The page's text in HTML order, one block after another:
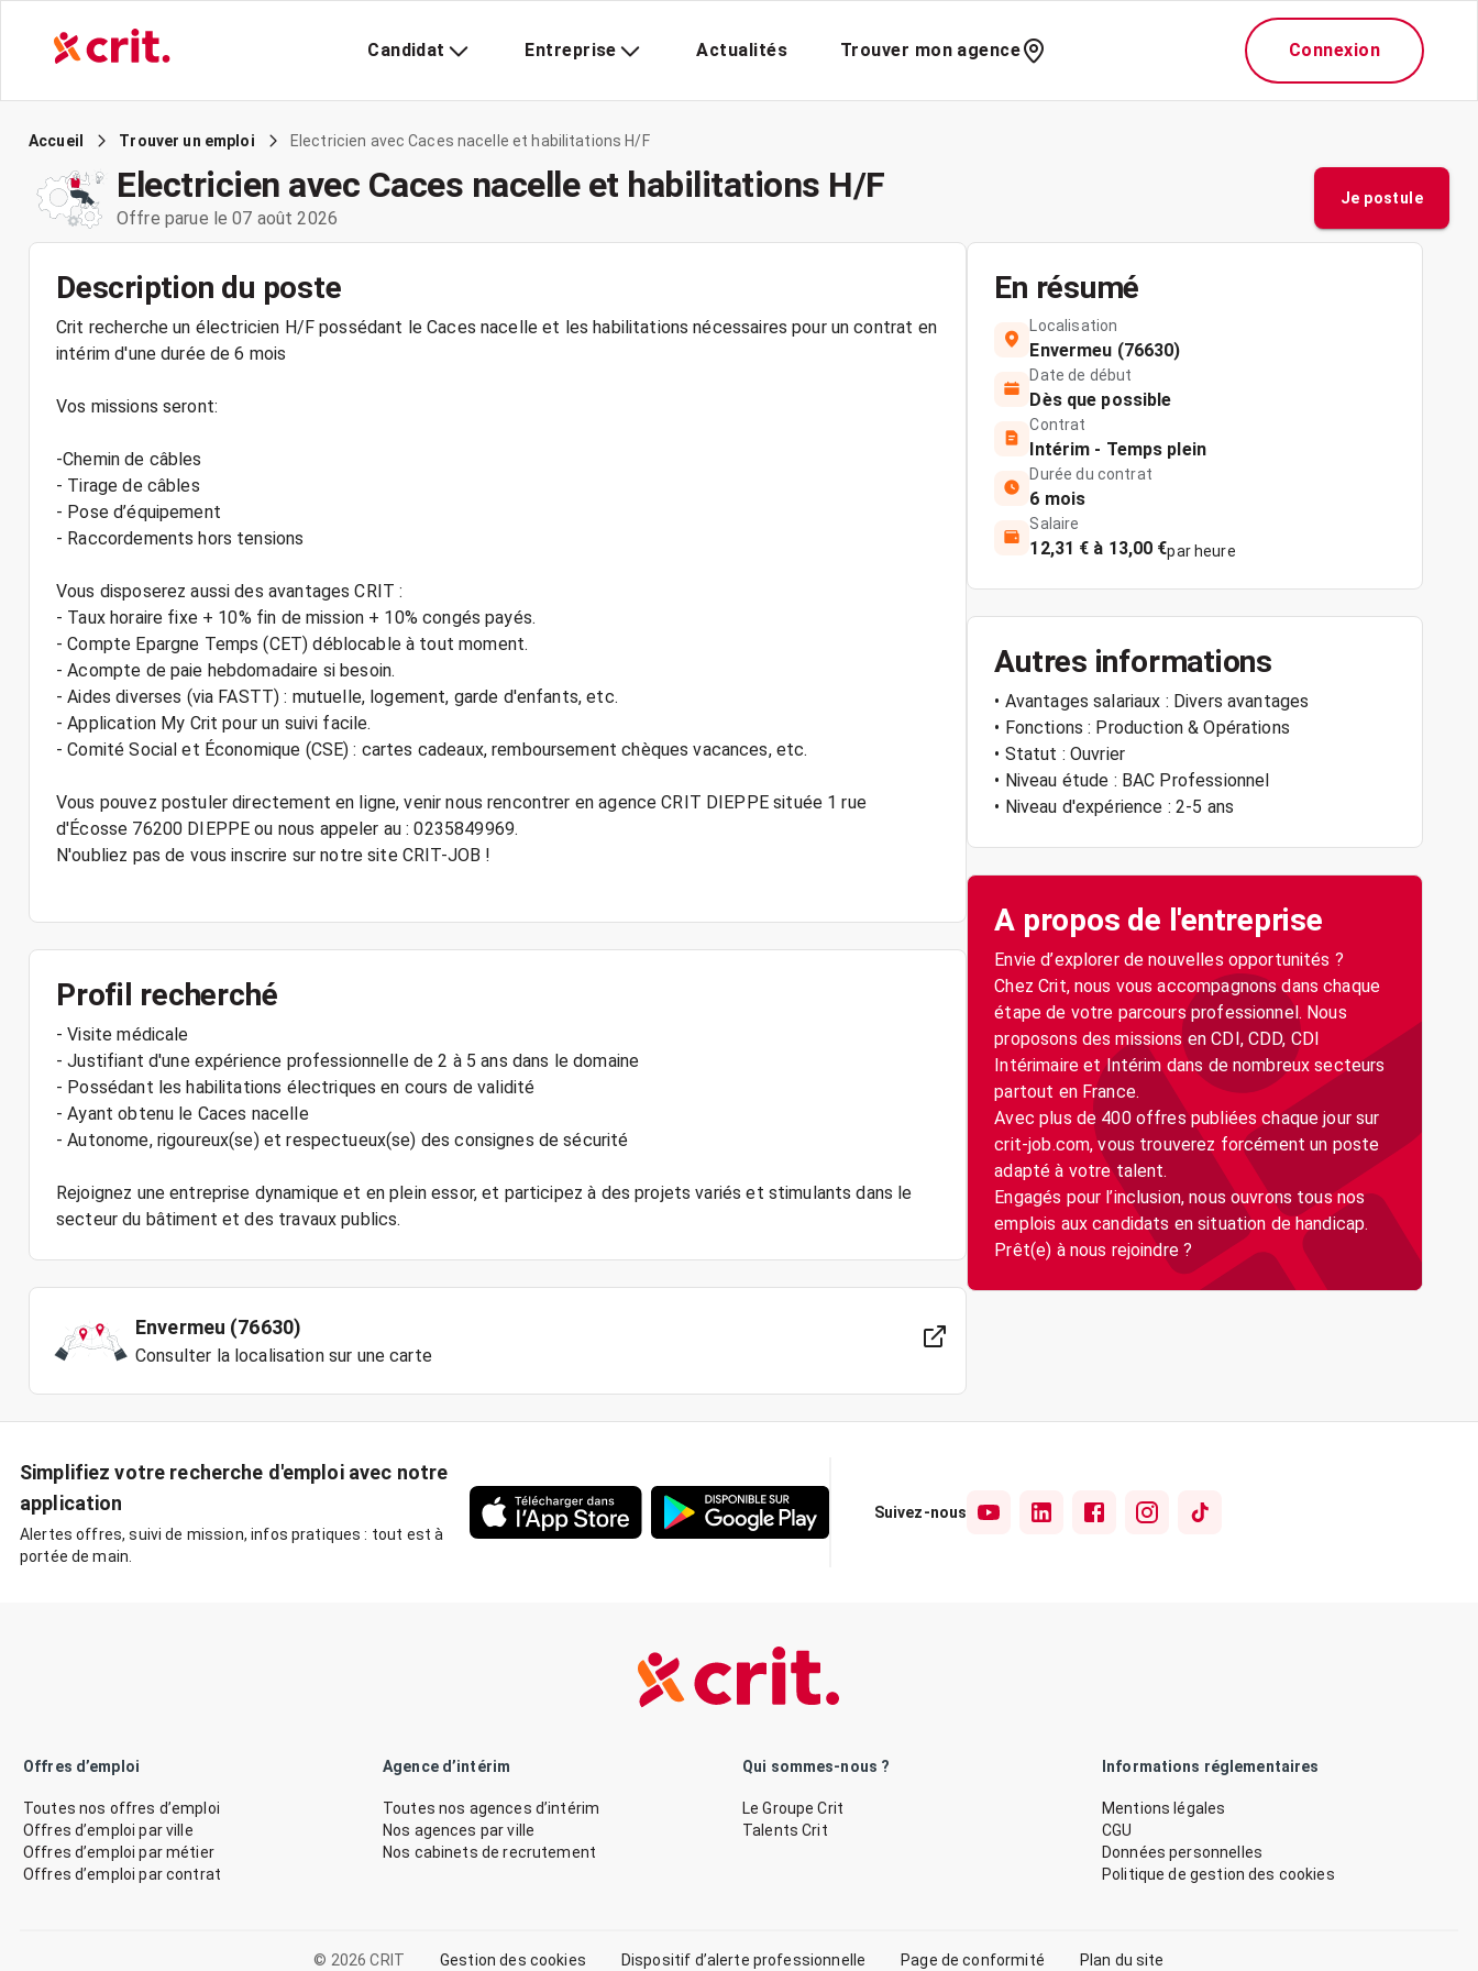
Candidat Entreprise Actualités Trouver mon agence Connexion
Accueil Trouver un emploi Electricien avec Caces nacelle et habilitations H/F
Electricien avec Caces nacelle et habilitations H/F
Offre parue le 07 août 2026
Je postule
Description du poste
Crit recherche un électricien H/F possédant le Caces nacelle et les habilitations nécessaires pour un contrat en
intérim d'une durée de 6 mois
Vos missions seront:
-Chemin de câbles
- Tirage de câbles
- Pose d’équipement
- Raccordements hors tensions
Vous disposerez aussi des avantages CRIT :
- Taux horaire fixe + 10% fin de mission + 10% congés payés.
- Compte Epargne Temps (CET) déblocable à tout moment.
- Acompte de paie hebdomadaire si besoin.
- Aides diverses (via FASTT) : mutuelle, logement, garde d'enfants, etc.
- Application My Crit pour un suivi facile.
- Comité Social et Économique (CSE) : cartes cadeaux, remboursement chèques vacances, etc.
Vous pouvez postuler directement en ligne, venir nous rencontrer en agence CRIT DIEPPE située 1 rue
d'Écosse 76200 DIEPPE ou nous appeler au : 0235849969.
N'oubliez pas de vous inscrire sur notre site CRIT-JOB !
Profil recherché
- Visite médicale
- Justifiant d'une expérience professionnelle de 2 à 5 ans dans le domaine
- Possédant les habilitations électriques en cours de validité
- Ayant obtenu le Caces nacelle
- Autonome, rigoureux(se) et respectueux(se) des consignes de sécurité
Rejoignez une entreprise dynamique et en plein essor, et participez à des projets variés et stimulants dans le
Envermeu (76630)
Consulter la localisation sur une carte
En résumé
Localisation
Envermeu (76630)
Date de début
Dès que possible
Contrat
Intérim - Temps plein
Durée du contrat
6 mois
Salaire
12,31 € à 13,00 €par heure
Autres informations
• Avantages salariaux : Divers avantages
• Fonctions : Production & Opérations
• Statut : Ouvrier
• Niveau étude : BAC Professionnel
• Niveau d'expérience : 2-5 ans
A propos de l'entreprise
Envie d’explorer de nouvelles opportunités ?
Chez Crit, nous vous accompagnons dans chaque
étape de votre parcours professionnel. Nous
proposons des missions en CDI, CDD, CDI
Intérimaire et Intérim dans de nombreux secteurs
partout en France.
Avec plus de 400 offres publiées chaque jour sur
crit-job.com, vous trouverez forcément un poste
adapté à votre talent.
Engagés pour l’inclusion, nous ouvrons tous nos
emplois aux candidats en situation de handicap.
Simplifiez votre recherche d'emploi avec notre
application
Alertes offres, suivi de mission, infos pratiques : tout est à
portée de main.
Suivez-nous
Offres d’emploi
Toutes nos offres d’emploi
Offres d’emploi par ville
Offres d’emploi par métier
Offres d’emploi par contrat
Agence d’intérim
Toutes nos agences d’intérim
Nos agences par ville
Nos cabinets de recrutement
Qui sommes-nous ?
Le Groupe Crit
Talents Crit
Informations réglementaires
Mentions légales
CGU
Données personnelles
Politique de gestion des cookies
© 2026 CRIT Gestion des cookies Dispositif d’alerte professionnelle Page de conformité Plan du site